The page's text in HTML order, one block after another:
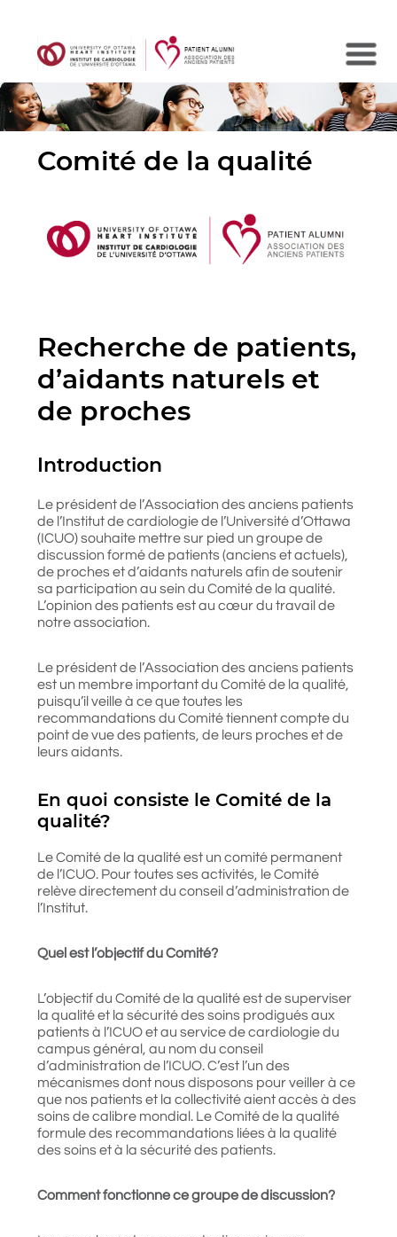
Search
Comité de la qualité
Recherche de patients,
d’aidants naturels et
de proches
Introduction
Le président de l’Association des anciens patients
de l’Institut de cardiologie de l’Université d’Ottawa
(ICUO) souhaite mettre sur pied un groupe de
discussion formé de patients (anciens et actuels),
de proches et d’aidants naturels afin de soutenir
sa participation au sein du Comité de la qualité.
L’opinion des patients est au cœur du travail de
notre association.
Le président de l’Association des anciens patients
est un membre important du Comité de la qualité,
puisqu’il veille à ce que toutes les
recommandations du Comité tiennent compte du
point de vue des patients, de leurs proches et de
leurs aidants.
En quoi consiste le Comité de la
qualité?
Le Comité de la qualité est un comité permanent
de l’ICUO. Pour toutes ses activités, le Comité
relève directement du conseil d’administration de
l’Institut.
Quel est l’objectif du Comité?
L’objectif du Comité de la qualité est de superviser
la qualité et la sécurité des soins prodigués aux
patients à l’ICUO et au service de cardiologie du
campus général, au nom du conseil
d’administration de l’ICUO. C’est l’un des
mécanismes dont nous disposons pour veiller à ce
que nos patients et la collectivité aient accès à des
soins de calibre mondial. Le Comité de la qualité
formule des recommandations liées à la qualité
des soins et à la sécurité des patients.
Comment fonctionne ce groupe de discussion?